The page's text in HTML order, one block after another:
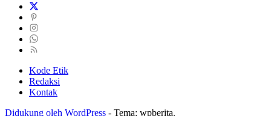
Kode Etik
Redaksi
Kontak
Didukung oleh WordPress - Tema: wpberita.